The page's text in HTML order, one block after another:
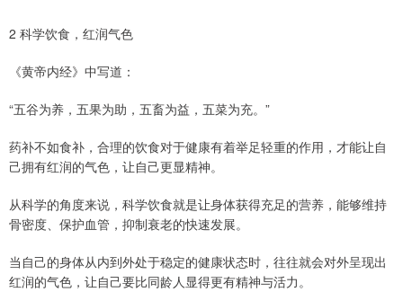
2 科学饮食，红润气色
《黄帝内经》中写道：
“五谷为养，五果为助，五畜为益，五菜为充。”
药补不如食补，合理的饮食对于健康有着举足轻重的作用，才能让自
己拥有红润的气色，让自己更显精神。
从科学的角度来说，科学饮食就是让身体获得充足的营养，能够维持
骨密度、保护血管，抑制衰老的快速发展。
当自己的身体从内到外处于稳定的健康状态时，往往就会对外呈现出
红润的气色，让自己要比同龄人显得更有精神与活力。